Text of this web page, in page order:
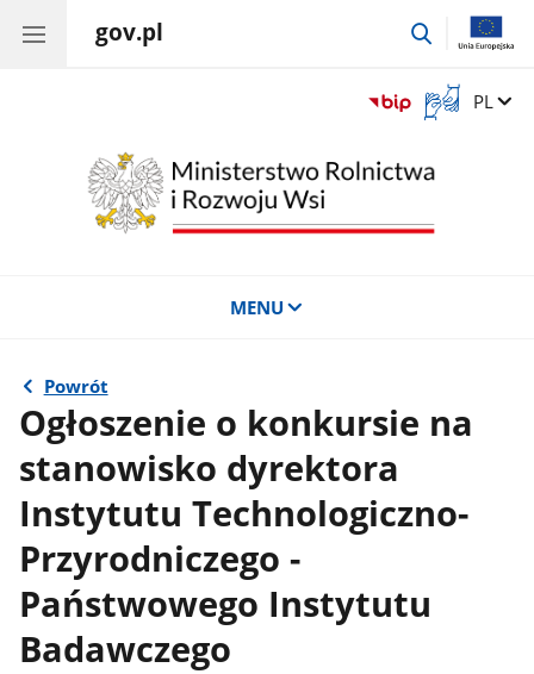
gov.pl
przejdź
Otwórz
okno
tłumaczem
migowego
Zmień
PL
MENU
Powrót
Ogłoszenie o konkursie na
stanowisko dyrektora
Instytutu Technologiczno-
Przyrodniczego -
Państwowego Instytutu
Badawczego